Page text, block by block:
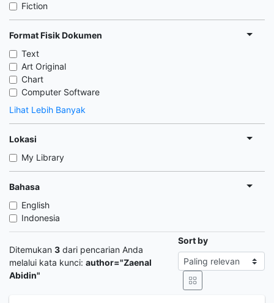
Fiction
Format Fisik Dokumen
Text
Art Original
Chart
Computer Software
Lihat Lebih Banyak
Lokasi
My Library
Bahasa
English
Indonesia
Ditemukan 3 dari pencarian Anda
melalui kata kunci: author="Zaenal
Abidin"
Sort by